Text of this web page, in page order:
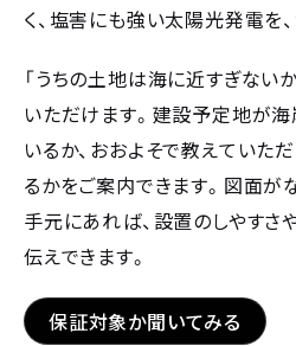
く、塩害にも強い太陽光発電を
「うちの土地は海に近すぎない
いただけます。建設予定地が海
いるか、おおよそで教えていた
るかをご案内できます。図面が
手元にあれば、設置のしやす
伝えできます。
保証対象か聞いてみる